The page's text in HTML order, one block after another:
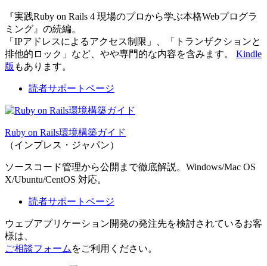
『実践Ruby on Rails 4 現場のプロから学ぶ本格Webプログラ
ミング』の続編。
「IPアドレスによるアクセス制限」、「トランザクションと
排他的ロック」など、やや専門的な内容を含みます。 Kindle
版 もあります。
読者サポートページ
Ruby on Rails環境構築ガイド
（インプレス・ジャパン）
ソースコード管理から公開まで徹底解説。Windows/Mac OS
X/Ubuntu/CentOS 対応。
読者サポートページ
ウェブアプリケーション開発の発注先を検討されているお客
様は、
ご相談フォーム をご利用ください。